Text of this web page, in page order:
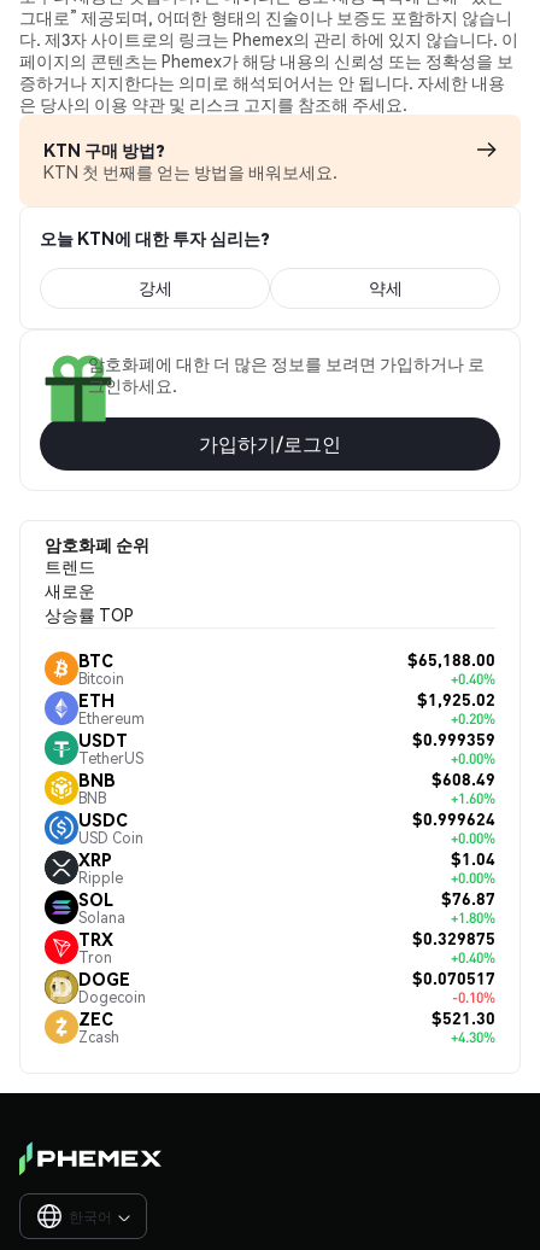
그대로” 제공되며, 어떠한 형태의 진술이나 보증도 포함하지 않습니
다. 제3자 사이트로의 링크는 Phemex의 관리 하에 있지 않습니다. 이
페이지의 콘텐츠는 Phemex가 해당 내용의 신뢰성 또는 정확성을 보
증하거나 지지한다는 의미로 해석되어서는 안 됩니다. 자세한 내용
은 당사의 이용 약관 및 리스크 고지를 참조해 주세요.
KTN 구매 방법?
KTN 첫 번째를 얻는 방법을 배워보세요.
오늘 KTN에 대한 투자 심리는?
강세 약세
암호화폐에 대한 더 많은 정보를 보려면 가입하거나 로
그인하세요.
가입하기/로그인
암호화폐 순위
트렌드
새로운
상승률 TOP
BTC
Bitcoin
$65,188.00
+0.40%
ETH
Ethereum
$1,925.02
+0.20%
USDT
TetherUS
$0.999359
+0.00%
BNB
BNB
$608.49
+1.60%
USDC
USD Coin
$0.999624
+0.00%
XRP
Ripple
$1.04
+0.00%
SOL
Solana
$76.87
+1.80%
TRX
Tron
$0.329875
+0.40%
DOGE
Dogecoin
$0.070517
-0.10%
ZEC
Zcash
$521.30
+4.30%
한국어 